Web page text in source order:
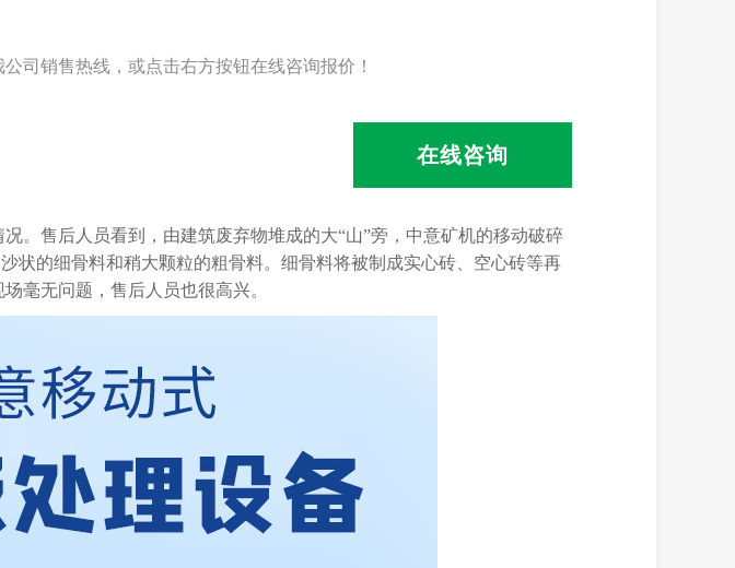
司销售热线，或点击右方按钮在线咨询报价！
在线咨询
。售后人员看到，由建筑废弃物堆成的大“山”旁，中意矿机的移动破碎
状的细骨料和稍大颗粒的粗骨料。细骨料将被制成实心砖、空心砖等再
毫无问题，售后人员也很高兴。